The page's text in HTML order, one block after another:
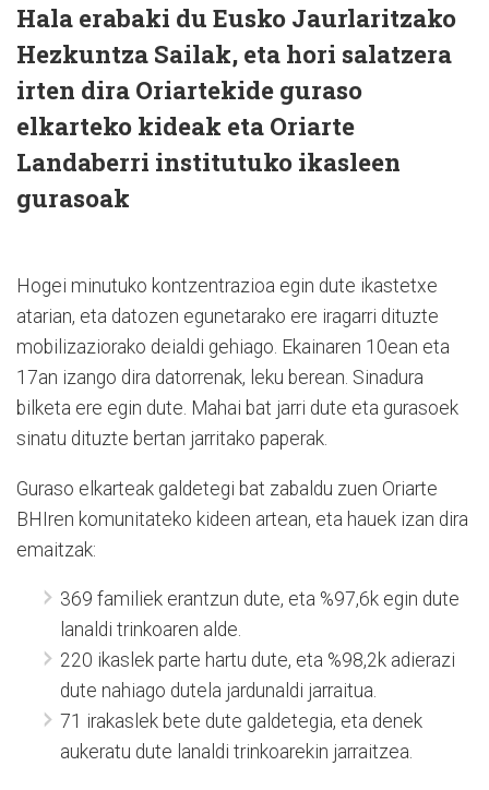
Hala erabaki du Eusko Jaurlaritzako
Hezkuntza Sailak, eta hori salatzera
irten dira Oriartekide guraso
elkarteko kideak eta Oriarte
Landaberri institutuko ikasleen
gurasoak
Hogei minutuko kontzentrazioa egin dute ikastetxe
atarian, eta datozen egunetarako ere iragarri dituzte
mobilizaziorako deialdi gehiago. Ekainaren 10ean eta
17an izango dira datorrenak, leku berean. Sinadura
bilketa ere egin dute. Mahai bat jarri dute eta gurasoek
sinatu dituzte bertan jarritako paperak.
Guraso elkarteak galdetegi bat zabaldu zuen Oriarte
BHIren komunitateko kideen artean, eta hauek izan dira
emaitzak:
369 familiek erantzun dute, eta %97,6k egin dute
lanaldi trinkoaren alde.
220 ikaslek parte hartu dute, eta %98,2k adierazi
dute nahiago dutela jardunaldi jarraitua.
71 irakaslek bete dute galdetegia, eta denek
aukeratu dute lanaldi trinkoarekin jarraitzea.